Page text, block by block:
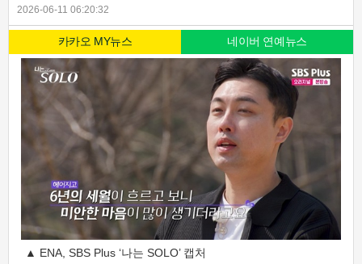
2026-06-11 06:20:32
카카오 MY뉴스 네이버 연예뉴스
▲ ENA, SBS Plus ‘나는 SOLO’ 캡처